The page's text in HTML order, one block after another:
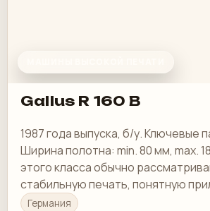
Gallus R 160 B
1987 года выпуска, б/у. Ключевые
Ширина полотна: min. 80 мм, max.
этого класса обычно
стабильную печать, понятную
рабочую загрузку в смене.
Германия